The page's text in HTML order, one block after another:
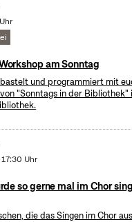
am Sonntag
und programmiert mit
"Sonntags in der
Uhr
so gerne mal im Chor
die das Singen im Chor